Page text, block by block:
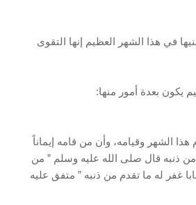
في هذا الشهر العظيم إنها التقوى
يكون بعدة أمور منها:
الشهر وقيامه، وأن من قامه إيماناً
من ذنبه قال صلى الله عليه وسلم ” من
غفر له ما تقدم من ذنبه ” متفق عليه